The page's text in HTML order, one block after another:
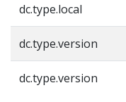
dc.type.local
dc.type.version
dc.type.version